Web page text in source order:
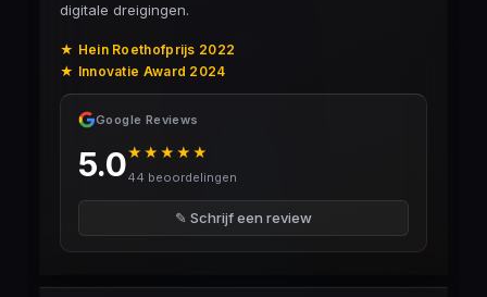
digitale dreigingen.
★ Hein Roethofprijs 2022
★ Innovatie Award 2024
Google Reviews
5.0★★★★★
44 beoordelingen
✎ Schrijf een review